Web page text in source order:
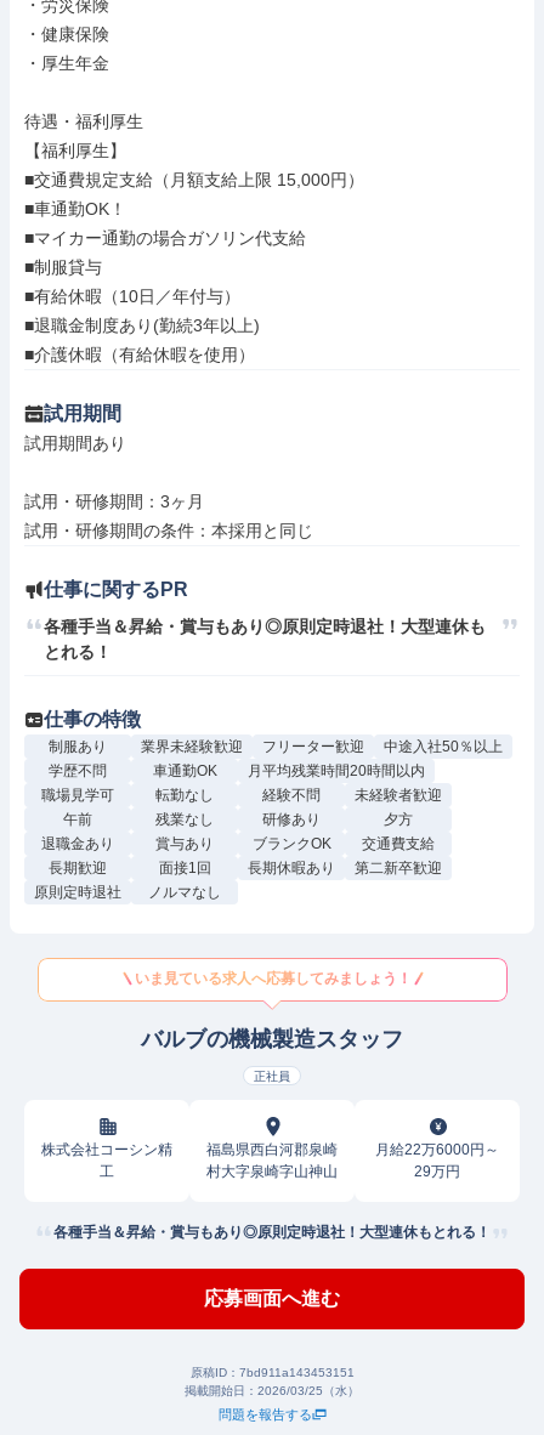
・労災保険
・健康保険
・厚生年金
待遇・福利厚生
【福利厚生】
■交通費規定支給（月額支給上限 15,000円）
■車通勤OK！
■マイカー通勤の場合ガソリン代支給
■制服貸与
■有給休暇（10日／年付与）
■退職金制度あり(勤続3年以上)
■介護休暇（有給休暇を使用）
試用期間
試用期間あり
試用・研修期間：3ヶ月
仕事に関するPR
各種手当＆昇給・賞与もあり◎原則定時退社！大型連休も
とれる！
仕事の特徴
制服あり 業界未経験歓迎 フリーター歓迎
中途入社50％以上
学歴不問
車通勤OK
月平均残業時間20時間以内
職場見学可
転勤なし 経験不問
未経験者歓迎
午前
残業なし 研修あり
夕方
退職金あり
賞与あり ブランクOK
交通費支給
長期歓迎
面接1回 長期休暇あり
第二新卒歓迎
原則定時退社
ノルマなし
いま見ている求人へ応募してみましょう！
バルブの機械製造スタッフ
正社員
株式会社コーシン精
工
福島県西白河郡泉崎
村大字泉崎字山神山
月給22万6000円～
29万円
各種手当＆昇給・賞与もあり◎原則定時退社！大型連休もとれる！
応募画面へ進む
原稿ID： 7bd911a143453151
掲載開始日： 2026/03/25（水）
問題を報告する